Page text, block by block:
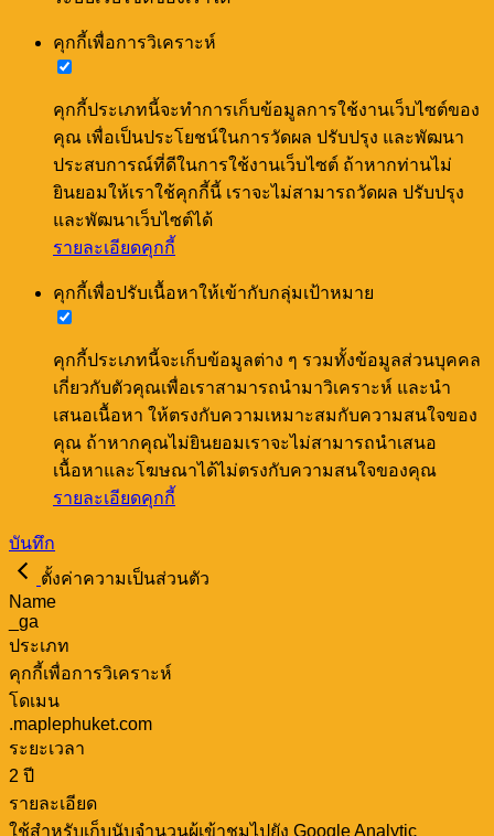
คุกกี้เพื่อการวิเคราะห์
คุกกี้ประเภทนี้จะทำการเก็บข้อมูลการใช้งานเว็บไซต์ของ
คุณ เพื่อเป็นประโยชน์ในการวัดผล ปรับปรุง และพัฒนา
ประสบการณ์ที่ดีในการใช้งานเว็บไซต์ ถ้าหากท่านไม่
ยินยอมให้เราใช้คุกกี้นี้ เราจะไม่สามารถวัดผล ปรับปรุง
และพัฒนาเว็บไซต์ได้
รายละเอียดคุกกี้
คุกกี้เพื่อปรับเนื้อหาให้เข้ากับกลุ่มเป้าหมาย
คุกกี้ประเภทนี้จะเก็บข้อมูลต่าง ๆ รวมทั้งข้อมูลส่วนบุคคล
เกี่ยวกับตัวคุณเพื่อเราสามารถนำมาวิเคราะห์ และนำ
เสนอเนื้อหา ให้ตรงกับความเหมาะสมกับความสนใจของ
คุณ ถ้าหากคุณไม่ยินยอมเราจะไม่สามารถนำเสนอ
เนื้อหาและโฆษณาได้ไม่ตรงกับความสนใจของคุณ
รายละเอียดคุกกี้
บันทึก
ตั้งค่าความเป็นส่วนตัว
Name
_ga
ประเภท
คุกกี้เพื่อการวิเคราะห์
โดเมน
.maplephuket.com
ระยะเวลา
2 ปี
รายละเอียด
ใช้สำหรับเก็บนับจำนวนผู้เข้าชมไปยัง Google Analytic